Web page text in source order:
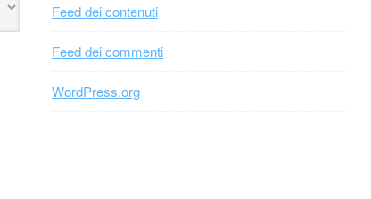
Feed dei contenuti
Feed dei commenti
WordPress.org